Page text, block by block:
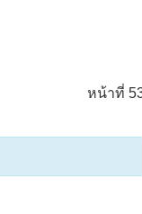
หน้าที่